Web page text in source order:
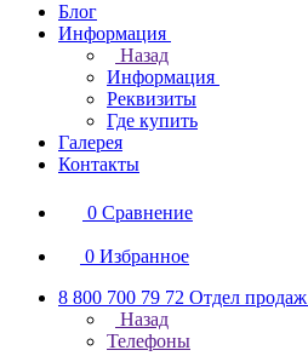
Блог
Информация
Назад
Информация
Реквизиты
Где купить
Галерея
Контакты
0 Сравнение
0 Избранное
8 800 700 79 72 Отдел продаж
Назад
Телефоны